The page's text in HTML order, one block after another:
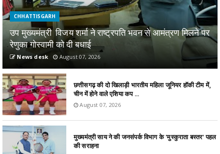
CHHATTISGARH
उप मुख्यमंत्री विजय शर्मा ने राष्ट्रपति भवन से आमंत्रण मिलने पर
रेणुका गोस्वामी को दी बधाई
News desk August 07, 2026
छत्तीसगढ़ की दो खिलाड़ी भारतीय महिला जूनियर हॉकी टीम में,
चीन में होने वाले एशिया कप ...
August 07, 2026
मुख्यमंत्री साय ने की जनसंपर्क विभाग के 'मुस्कुराता बस्तर' पहल
की सराहना